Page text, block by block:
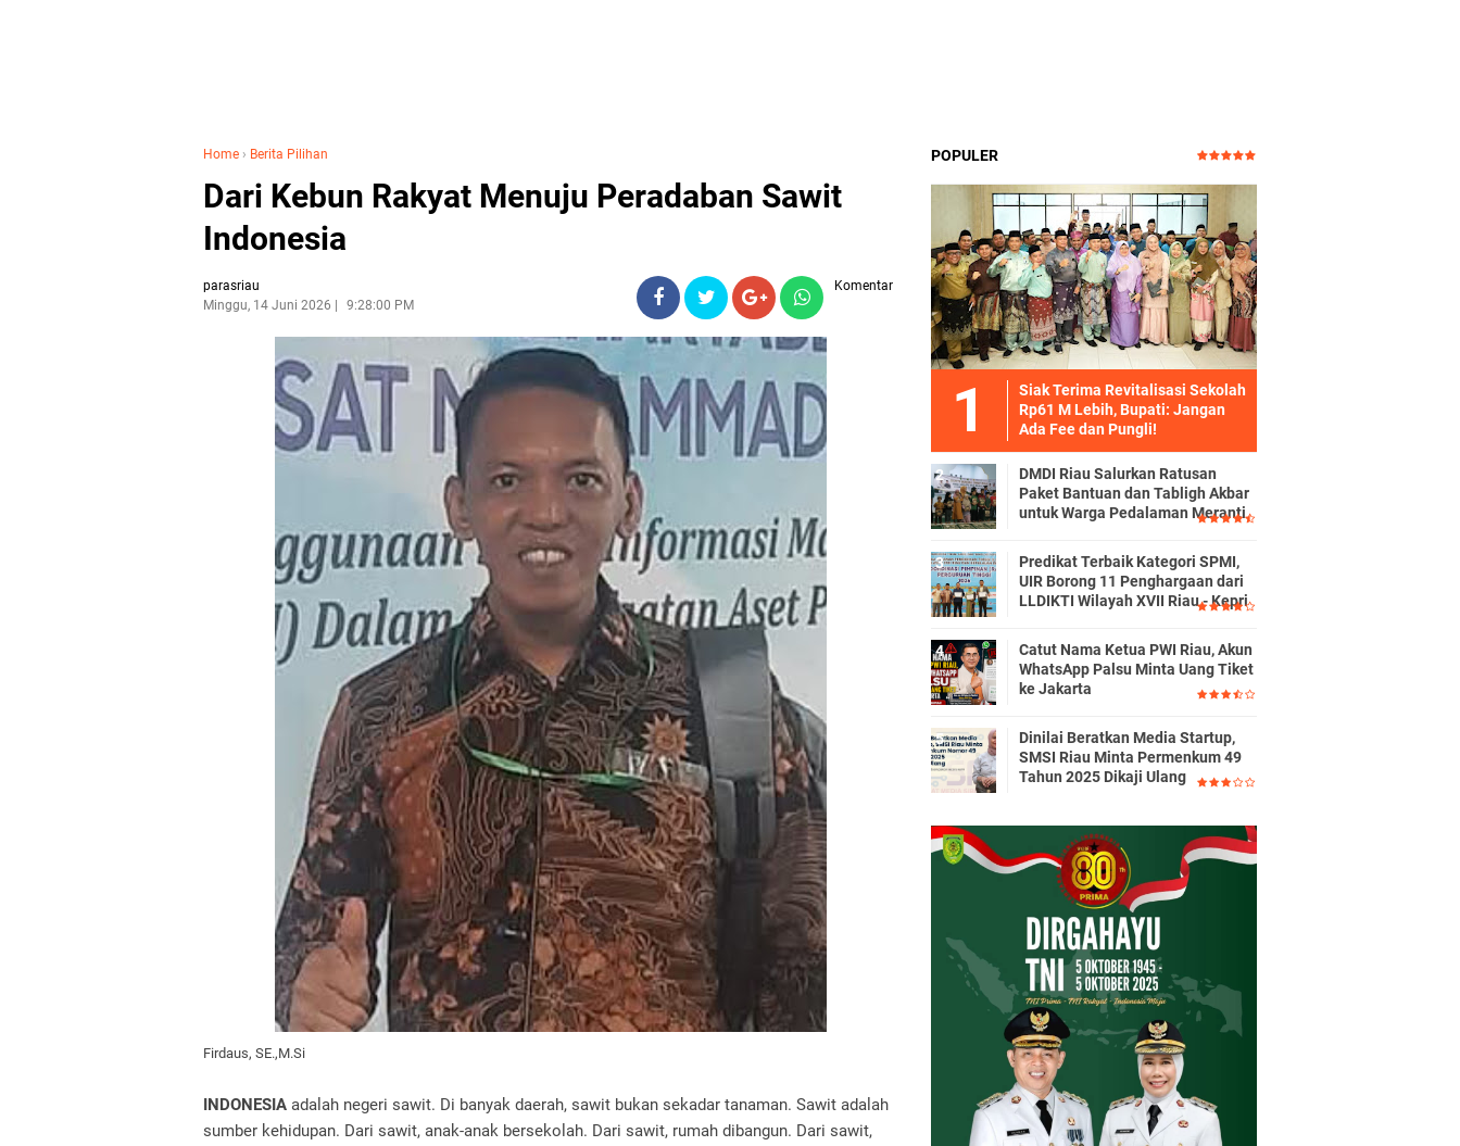
Home › Berita Pilihan
Dari Kebun Rakyat Menuju Peradaban Sawit
Indonesia
parasriau
Minggu, 14 Juni 2026
9:28:00 PM
Komentar
Firdaus, SE.,M.Si
INDONESIA adalah negeri sawit. Di banyak daerah, sawit bukan sekadar tanaman. Sawit adalah
sumber kehidupan. Dari sawit, anak-anak bersekolah. Dari sawit, rumah dibangun. Dari sawit,
POPULER
Siak Terima Revitalisasi Sekolah
Rp61 M Lebih, Bupati: Jangan
Ada Fee dan Pungli!
DMDI Riau Salurkan Ratusan
Paket Bantuan dan Tabligh Akbar
untuk Warga Pedalaman Meranti
Predikat Terbaik Kategori SPMI,
UIR Borong 11 Penghargaan dari
LLDIKTI Wilayah XVII Riau - Kepri
Catut Nama Ketua PWI Riau, Akun
WhatsApp Palsu Minta Uang Tiket
ke Jakarta
Dinilai Beratkan Media Startup,
SMSI Riau Minta Permenkum 49
Tahun 2025 Dikaji Ulang